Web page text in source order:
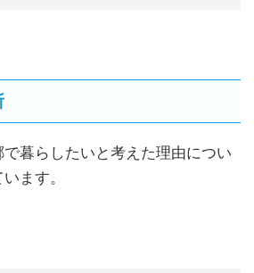
暮らしたいと考えた理由につい
ます。